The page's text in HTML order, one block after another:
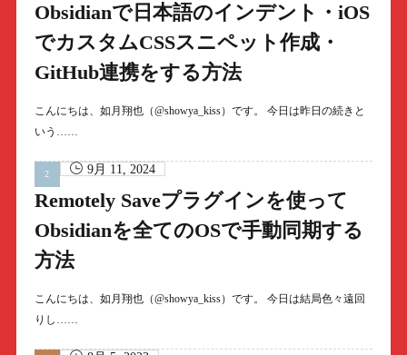
Obsidianで日本語のインデント・iOS
でカスタムCSSスニペット作成・
GitHub連携をする方法
こんにちは、如月翔也（@showya_kiss）です。 今日は昨日の続きと
いう……
9月 11, 2024
Remotely Saveプラグインを使って
Obsidianを全てのOSで手動同期する
方法
こんにちは、如月翔也（@showya_kiss）です。 今日は結局色々遠回
りし……